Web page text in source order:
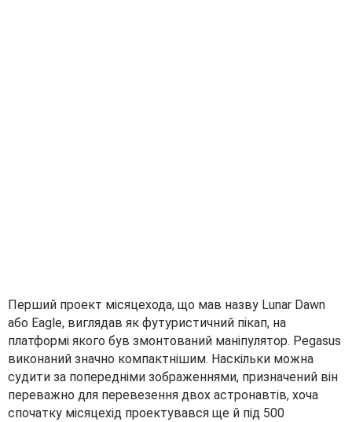
Перший проект місяцехода, що мав назву Lunar Dawn
або Eagle, виглядав як футуристичний пікап, на
платформі якого був змонтований маніпулятор. Pegasus
виконаний значно компактнішим. Наскільки можна
судити за попередніми зображеннями, призначений він
переважно для перевезення двох астронавтів, хоча
спочатку місяцехід проектувався ще й під 500